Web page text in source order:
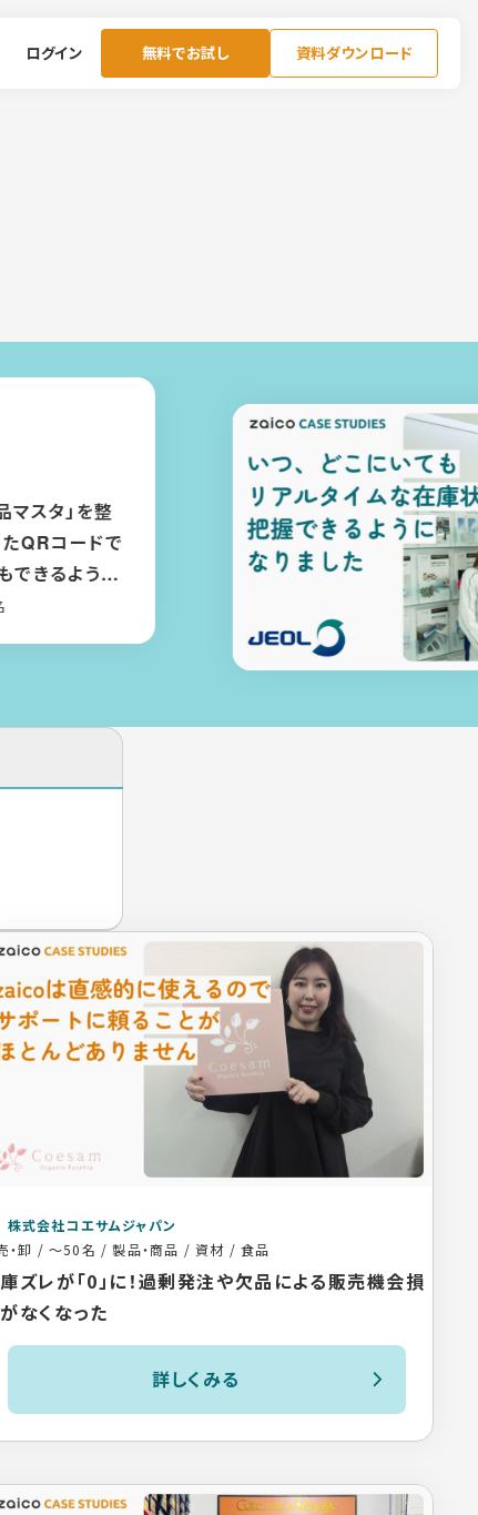
ログイン 無料でお試し 資料ダウンロード
サビリティが向
が解消され、支
すくなった
株式会社コエサムジャパン
・卸 /～50名 /製品・商品 / 資材 / 食品
ズレが「0」に！過剰発注や欠品による販売機会損
なくなった
詳しくみる